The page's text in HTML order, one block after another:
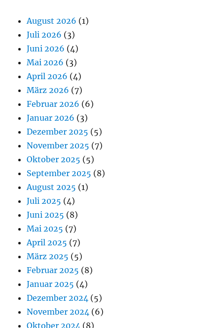
August 2026 (1)
Juli 2026 (3)
Juni 2026 (4)
Mai 2026 (3)
April 2026 (4)
März 2026 (7)
Februar 2026 (6)
Januar 2026 (3)
Dezember 2025 (5)
November 2025 (7)
Oktober 2025 (5)
September 2025 (8)
August 2025 (1)
Juli 2025 (4)
Juni 2025 (8)
Mai 2025 (7)
April 2025 (7)
März 2025 (5)
Februar 2025 (8)
Januar 2025 (4)
Dezember 2024 (5)
November 2024 (6)
Oktober 2024 (8)